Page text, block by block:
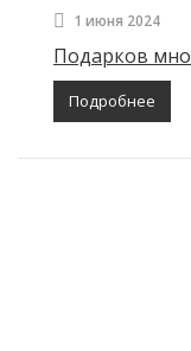
1 июня 2024
Подарков
Подробнее